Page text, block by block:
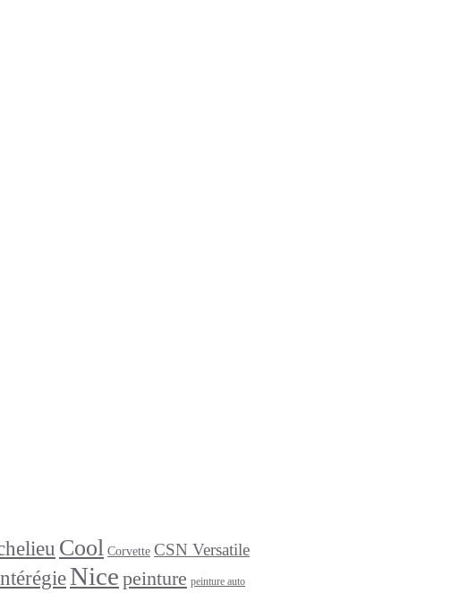
Cool Corvette CSN Versatile
Nice peinture peinture auto